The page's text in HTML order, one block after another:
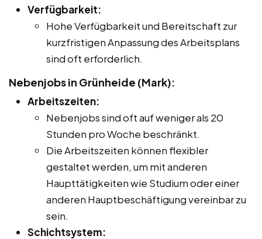
Verfügbarkeit:
Hohe Verfügbarkeit und Bereitschaft zur
kurzfristigen Anpassung des Arbeitsplans
sind oft erforderlich.
Nebenjobs in Grünheide (Mark):
Arbeitszeiten:
Nebenjobs sind oft auf weniger als 20
Stunden pro Woche beschränkt.
Die Arbeitszeiten können flexibler
gestaltet werden, um mit anderen
Haupttätigkeiten wie Studium oder einer
anderen Hauptbeschäftigung vereinbar zu
sein.
Schichtsystem: